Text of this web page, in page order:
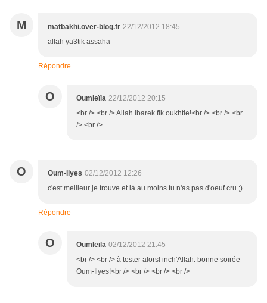
M matbakhi.over-blog.fr 22/12/2012 18:45
allah ya3tik assaha
Répondre
O Oumleïla 22/12/2012 20:15
<br /> <br /> Allah ibarek fik oukhtie!<br /> <br /> <br
/> <br />
O Oum-Ilyes 02/12/2012 12:26
c'est meilleur je trouve et là au moins tu n'as pas d'oeuf cru ;)
Répondre
O Oumleïla 02/12/2012 21:45
<br /> <br /> à tester alors! inch'Allah. bonne soirée
Oum-Ilyes!<br /> <br /> <br /> <br />